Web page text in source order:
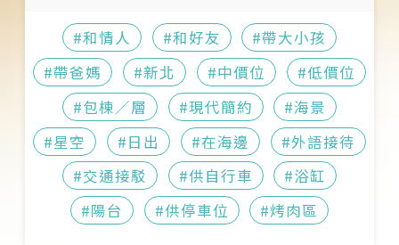
款）；以實際入住日之房價收費
（須補收差額或退款）；若未能於 7
日（含）前告知旅宿，以上列取消
訂房規則扣除訂金
遇天災（如地震、颱風）等不可抗
拒之因素，經旅宿所在地政府宣布
停止上班上課時， 1 個月（含）內
吧台
戶外
庭院
停車場
貴重物品請自行保管，旅宿無法負
保管責任
請勿搬弄、破壞、取走房內設備物
品，若有損壞或遺失，將照價索取
賠償
室內外全面禁菸
禁止嚼檳榔
七堵火車站，距離 41 公里；
詳細時刻表與票價請至
台灣鐵路管理局查詢
福隆火車站，距離 6.6 公里；
詳細時刻表與票價請至
台灣鐵路管理局查詢
礁溪轉運站，距離 35 公里；
#和情人 #和好友
#帶大小孩
#帶爸媽
#新北 #中價位
#低價位
#包棟／層
#現代簡約
#海景
#星空
#日出 #在海邊
#外語接待
#交通接駁
#供自行車
#浴缸
#陽台
#供停車位 #烤肉區